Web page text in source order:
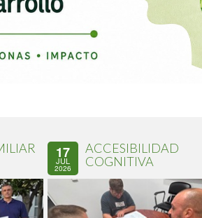
17
JUL
2026
ACCESIBILIDAD
COGNITIVA